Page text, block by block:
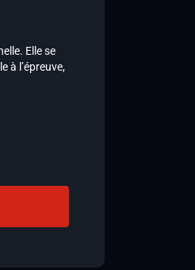
Elle se
à l’épreuve,